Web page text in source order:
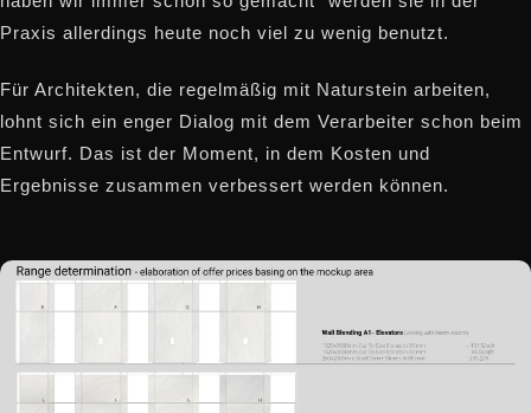
Praxis allerdings heute noch viel zu wenig benutzt.
Für Architekten, die regelmäßig mit Naturstein arbeiten,
lohnt sich ein enger Dialog mit dem Verarbeiter schon beim
Entwurf. Das ist der Moment, in dem Kosten und
Ergebnisse zusammen verbessert werden können.